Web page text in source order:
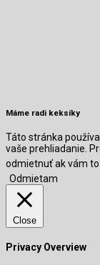
Máme radi keksíky
Táto stránka
vaše prehliadanie.
odmietnuť ak vám to
Odmietam
Close
Privacy Overview